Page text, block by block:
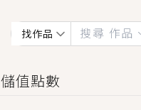
找作品
儲值點數